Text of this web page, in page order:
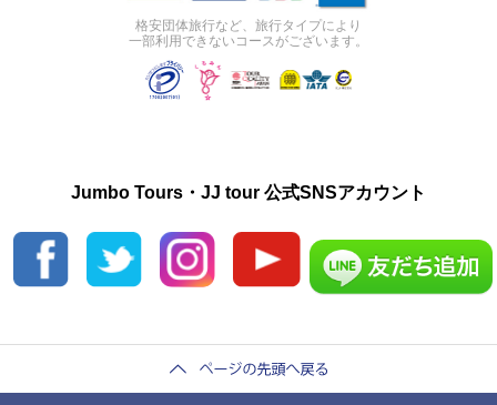
格安団体旅行など、旅行タイプにより
一部利用できないコースがございます。
Jumbo Tours・JJ tour 公式SNSアカウント